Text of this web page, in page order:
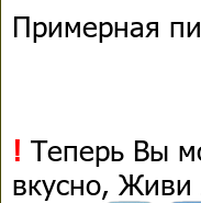
Примерная
! Теперь Вы
вкусно, Живи